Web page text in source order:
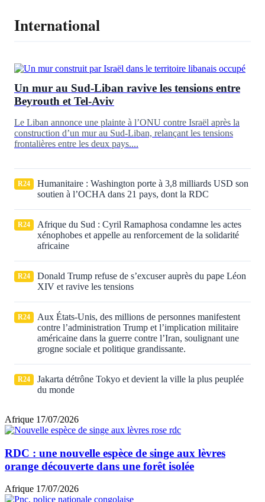
International
Un mur au Sud-Liban ravive les tensions entre
Beyrouth et Tel-Aviv
Le Liban annonce une plainte à l’ONU contre Israël après la
construction d’un mur au Sud-Liban, relançant les tensions
frontalières entre les deux pays....
R24
Humanitaire : Washington porte à 3,8 milliards USD son
soutien à l’OCHA dans 21 pays, dont la RDC
R24
Afrique du Sud : Cyril Ramaphosa condamne les actes
xénophobes et appelle au renforcement de la solidarité
africaine
R24
Donald Trump refuse de s’excuser auprès du pape Léon
XIV et ravive les tensions
R24
Aux États‑Unis, des millions de personnes manifestent
contre l’administration Trump et l’implication militaire
américaine dans la guerre contre l’Iran, soulignant une
grogne sociale et politique grandissante.
R24
Jakarta détrône Tokyo et devient la ville la plus peuplée
du monde
Afrique 17/07/2026
RDC : une nouvelle espèce de singe aux lèvres
orange découverte dans une forêt isolée
Afrique 17/07/2026